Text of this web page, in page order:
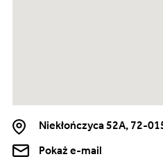
Niekłończyca 52A, 72-
Pokaż e-mail